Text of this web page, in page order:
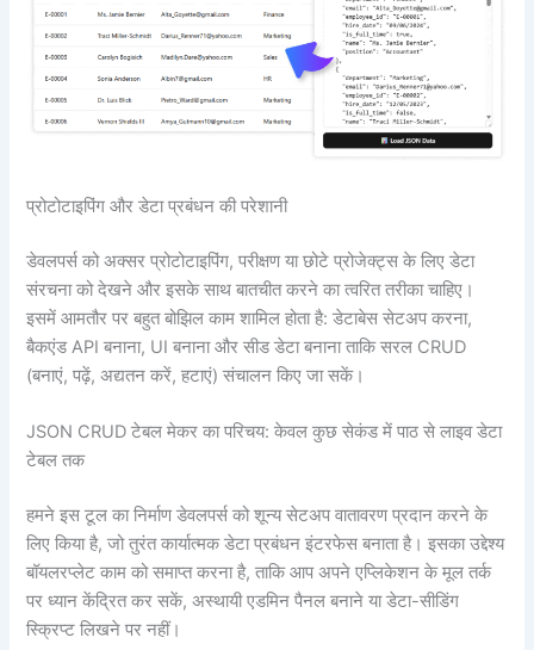
प्रोटोटाइपिंग और डेटा प्रबंधन की परेशानी
डेवलपर्स को अक्सर प्रोटोटाइपिंग, परीक्षण या छोटे प्रोजेक्ट्स के लिए डेटा
संरचना को देखने और इसके साथ बातचीत करने का त्वरित तरीका चाहिए।
इसमें आमतौर पर बहुत बोझिल काम शामिल होता है: डेटाबेस सेटअप करना,
बैकएंड API बनाना, UI बनाना और सीड डेटा बनाना ताकि सरल CRUD
(बनाएं, पढ़ें, अद्यतन करें, हटाएं) संचालन किए जा सकें।
JSON CRUD टेबल मेकर का परिचय: केवल कुछ सेकंड में पाठ से लाइव डेटा
टेबल तक
हमने इस टूल का निर्माण डेवलपर्स को शून्य सेटअप वातावरण प्रदान करने के
लिए किया है, जो तुरंत कार्यात्मक डेटा प्रबंधन इंटरफेस बनाता है। इसका उद्देश्य
बॉयलरप्लेट काम को समाप्त करना है, ताकि आप अपने एप्लिकेशन के मूल तर्क
पर ध्यान केंद्रित कर सकें, अस्थायी एडमिन पैनल बनाने या डेटा-सीडिंग
स्क्रिप्ट लिखने पर नहीं।